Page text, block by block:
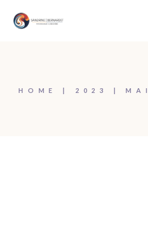
content
HOME 2023 MAI